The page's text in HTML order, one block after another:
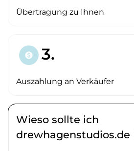
Übertragung zu Ihnen
paid 3.
Auszahlung an Verkäufer
Wieso sollte ich
drewhagenstudios.de